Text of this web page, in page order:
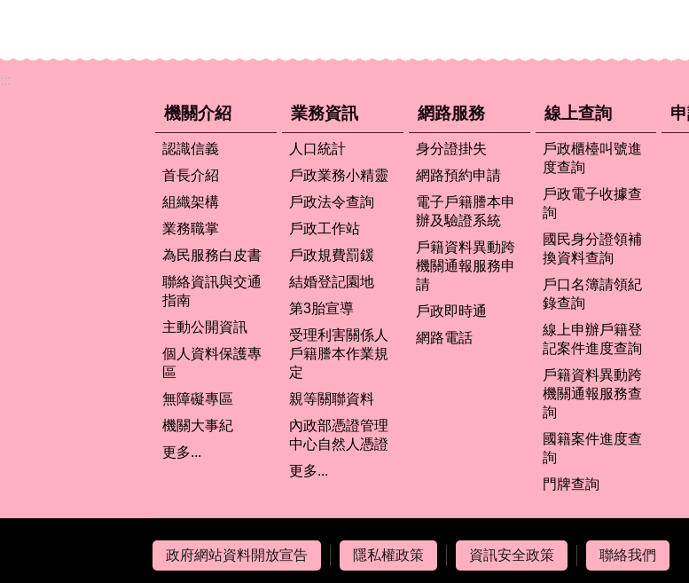
:::
機關介紹
認識信義
首長介紹
組織架構
業務職掌
為民服務白皮書
聯絡資訊與交通
指南
主動公開資訊
個人資料保護專
區
無障礙專區
機關大事紀
更多...
業務資訊
人口統計
戶政業務小精靈
戶政法令查詢
戶政工作站
戶政規費罰鍰
結婚登記園地
第3胎宣導
受理利害關係人
戶籍謄本作業規
定
親等關聯資料
內政部憑證管理
中心自然人憑證
更多...
網路服務
身分證掛失
網路預約申請
電子戶籍謄本申
辦及驗證系統
戶籍資料異動跨
機關通報服務申
請
戶政即時通
網路電話
線上查詢
戶政櫃檯叫號進
度查詢
戶政電子收據查
詢
國民身分證領補
換資料查詢
戶口名簿請領紀
錄查詢
線上申辦戶籍登
記案件進度查詢
戶籍資料異動跨
機關通報服務查
詢
國籍案件進度查
詢
門牌查詢
政府網站資料開放宣告 隱私權政策 資訊安全政策 聯絡我們